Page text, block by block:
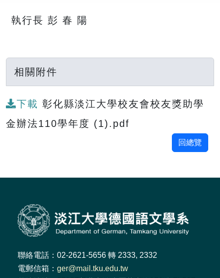
執行長 彭 春 陽
相關附件
下載 彰化縣淡江大學校友會校友獎助學
金辦法110學年度 (1).pdf
回總覽
聯絡電話：02-2621-5656 轉 2333, 2332
電郵信箱： ger@mail.tku.edu.tw